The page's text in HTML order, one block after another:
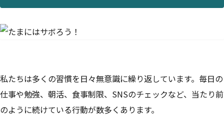
私たちは多くの習慣を日々無意識に繰り返しています。毎日の
仕事や勉強、朝活、食事制限、SNSのチェックなど、当たり前
のように続けている行動が数多くあります。